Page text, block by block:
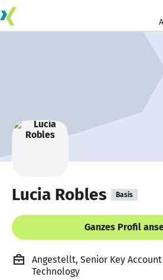
Lucia Robles Basis
Ganzes Profil
Angestellt, Senior Key
Technology